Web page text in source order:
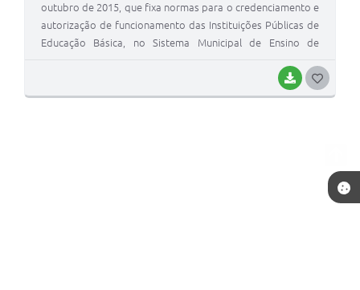
BAIXAR
E
I
outubro de 2015, que fixa normas para o credenciamento e
autorização de funcionamento das Instituições Públicas de
Educação Básica, no Sistema Municipal de Ensino de